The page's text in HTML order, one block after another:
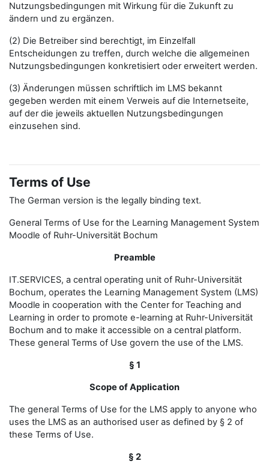
Nutzungsbedingungen mit Wirkung für die Zukunft zu
ändern und zu ergänzen.
(2) Die Betreiber sind berechtigt, im Einzelfall
Entscheidungen zu treffen, durch welche die allgemeinen
Nutzungsbedingungen konkretisiert oder erweitert werden.
(3) Änderungen müssen schriftlich im LMS bekannt
gegeben werden mit einem Verweis auf die Internetseite,
auf der die jeweils aktuellen Nutzungsbedingungen
einzusehen sind.
Terms of Use
The German version is the legally binding text.
General Terms of Use for the Learning Management System
Moodle of Ruhr-Universität Bochum
Preamble
IT.SERVICES, a central operating unit of Ruhr-Universität
Bochum, operates the Learning Management System (LMS)
Moodle in cooperation with the Center for Teaching and
Learning in order to promote e-learning at Ruhr-Universität
Bochum and to make it accessible on a central platform.
These general Terms of Use govern the use of the LMS.
§ 1
Scope of Application
The general Terms of Use for the LMS apply to anyone who
uses the LMS as an authorised user as defined by § 2 of
these Terms of Use.
§ 2